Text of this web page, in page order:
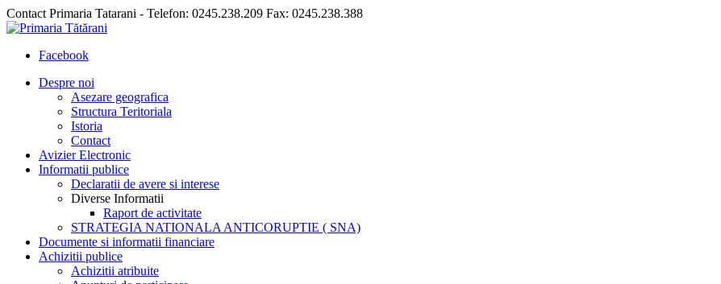
Contact Primaria Tatarani - Telefon: 0245.238.209 Fax: 0245.238.388
Facebook
Despre noi
Asezare geografica
Structura Teritoriala
Istoria
Contact
Avizier Electronic
Informatii publice
Declaratii de avere si interese
Diverse Informatii
Raport de activitate
STRATEGIA NATIONALA ANTICORUPTIE ( SNA)
Documente si informatii financiare
Achizitii publice
Achizitii atribuite